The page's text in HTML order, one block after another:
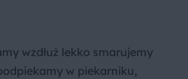
wzdłuż lekko smarujemy
w piekarniku,